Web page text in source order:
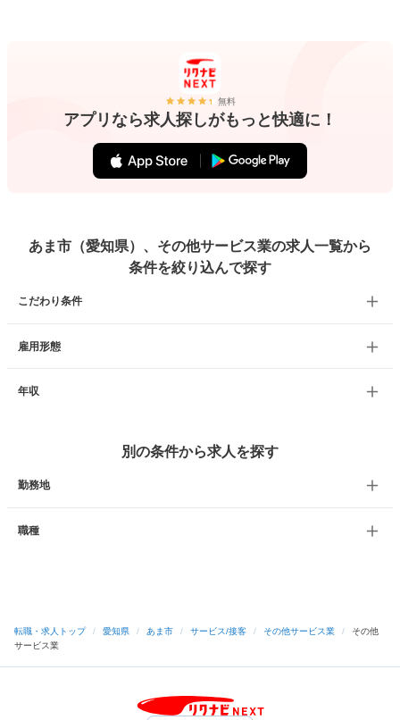
無料
アプリなら求人探しがもっと快適に！
あま市（愛知県）、その他サービス業の求人一覧から
条件を絞り込んで探す
こだわり条件
雇用形態
年収
別の条件から求人を探す
勤務地
職種
転職・求人トップ / 愛知県 / あま市 / サービス/接客 / その他サービス業 /
その他
サービス業